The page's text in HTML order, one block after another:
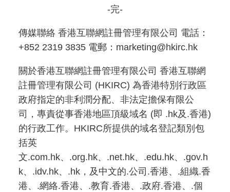
-完-
傳媒聯絡 香港互聯網註冊管理有限公司 電話：
+852 2319 3835 電郵：marketing@hkirc.hk
關於香港互聯網註冊管理有限公司 香港互聯網
註冊管理有限公司 (HKIRC) 為香港特別行政區
政府指定的非利潤分配、非法定擔保有限公
司，專責從事香港地區頂級域名 (即 .hk及.香港)
的行政工作。HKIRC所提供的域名登記類別包
括英
文.com.hk、.org.hk、.net.hk、.edu.hk、.gov.h
k、.idv.hk、.hk，及中文的.公司.香港、.組織.香
港、.網絡.香港、.教育.香港、.政府.香港、.個